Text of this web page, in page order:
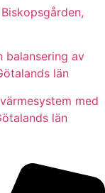
balansering av
län
med
län